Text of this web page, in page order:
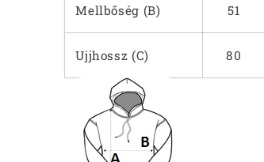
Mellbőség (B) 51
Ujjhossz (C) 80